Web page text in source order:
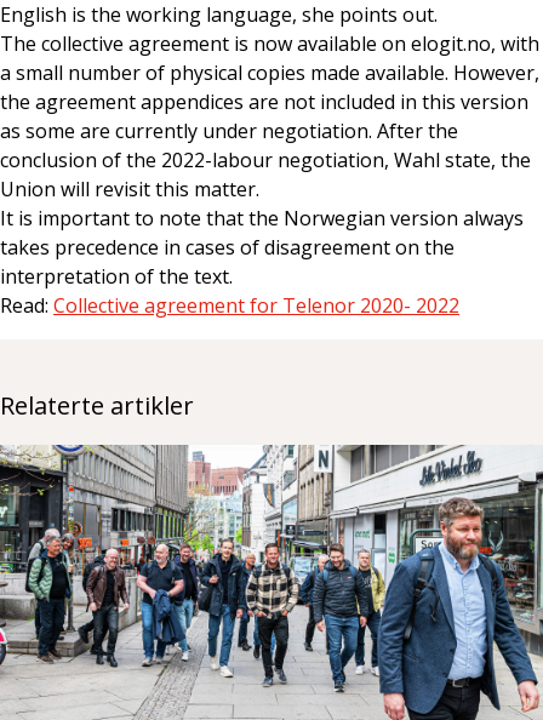
English is the working language, she points out.
The collective agreement is now available on elogit.no, with
a small number of physical copies made available. However,
the agreement appendices are not included in this version
as some are currently under negotiation. After the
conclusion of the 2022-labour negotiation, Wahl state, the
Union will revisit this matter.
It is important to note that the Norwegian version always
takes precedence in cases of disagreement on the
interpretation of the text.
Read: Collective agreement for Telenor 2020- 2022
Relaterte artikler